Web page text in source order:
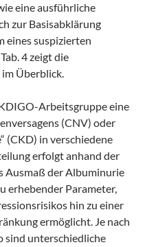
eine ausführliche
zur Basisabklärung
eines suspizierten
4 zeigt die
Überblick.
Arbeitsgruppe eine
(CNV) oder
(CKD) in verschiedene
erfolgt anhand der
Ausmaß der Albuminurie
erhebender Parameter,
hin zu einer
ermöglicht. Je nach
sind unterschiedliche